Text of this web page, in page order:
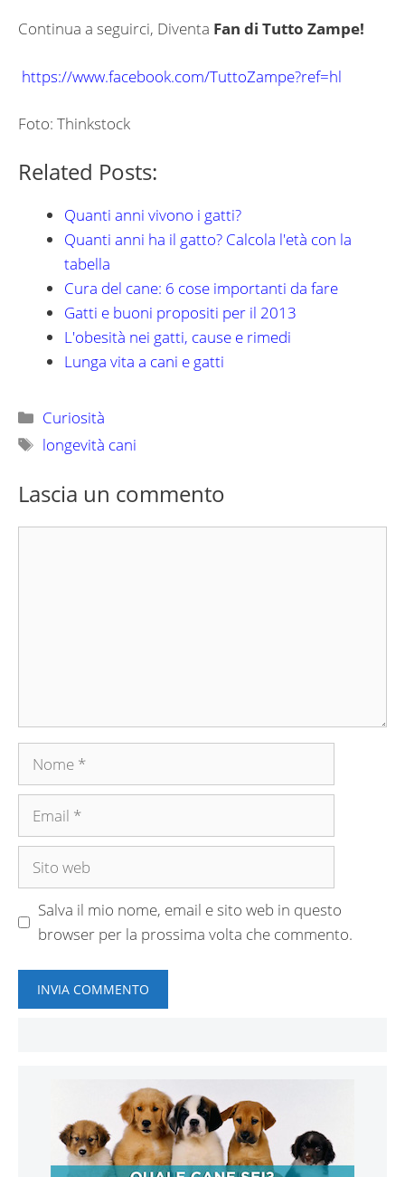
Continua a seguirci, Diventa Fan di Tutto Zampe!
https://www.facebook.com/TuttoZampe?ref=hl
Foto: Thinkstock
Related Posts:
Quanti anni vivono i gatti?
Quanti anni ha il gatto? Calcola l'età con la
tabella
Cura del cane: 6 cose importanti da fare
Gatti e buoni propositi per il 2013
L'obesità nei gatti, cause e rimedi
Lunga vita a cani e gatti
Categorie
Curiosità
Tag
longevità cani
Lascia un commento
Nome
Email
Sito
Salva il mio nome, email e sito web in questo
browser per la prossima volta che commento.